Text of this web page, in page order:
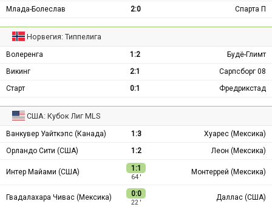
Млада-Болеслав
2:0 Спарта П
Норвегия: Типпелига
Волеренга 1:2
Будё-Глимт
Викинг
2:1
Сарпсборг 08
Старт
0:1 Фредрикстад
США: Кубок Лиг MLS
Ванкувер Уайткэпс (Канада) 1:3
Хуарес (Мексика)
Орландо Сити (США)
1:2 Леон (Мексика)
Интер Майами (США) 1:1
64 ′
Монтеррей (Мексика)
Гвадалахара Чивас (Мексика) 0:0
22 ′
Даллас (США)